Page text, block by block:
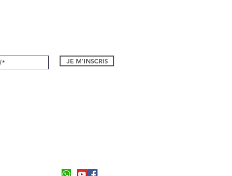
JE M'INSCRIS